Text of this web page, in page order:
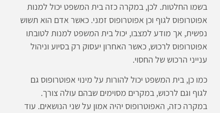
בשמו החלטות. לכן, במקרה כזה בית המשפט יכול למנות
אפוטרופוס לגוף וכן אפוטרופוס זמני. כאשר אדם הוא תשוש
נפשית, אך מודע למצבו, יכול בית המשפט למנות לטובתו
אפוטרופוס לרכוש, כאשר האחרון יעסוק רק בסיוע וניהול
ענייני הרכוש של החסוי.
כמו כן, בית המשפט יכול להורות על מינוי אפוטרופוס גם
לגוף וגם לרכוש, במקרים מסוימים שבהם עולה צורך.
במקרה כזה, האפוטרופוס יהיה אמון על שני הנושאים. עוד